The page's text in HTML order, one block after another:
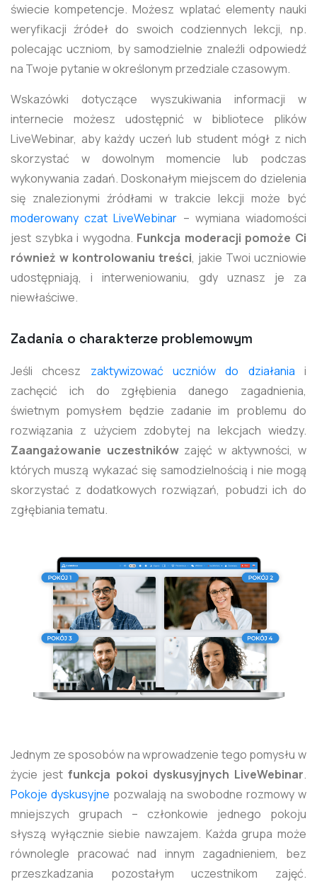
świecie kompetencje. Możesz wplatać elementy nauki
weryfikacji źródeł do swoich codziennych lekcji, np.
polecając uczniom, by samodzielnie znaleźli odpowiedź
na Twoje pytanie w określonym przedziale czasowym.
Wskazówki dotyczące wyszukiwania informacji w
internecie możesz udostępnić w bibliotece plików
LiveWebinar, aby każdy uczeń lub student mógł z nich
skorzystać w dowolnym momencie lub podczas
wykonywania zadań. Doskonałym miejscem do dzielenia
się znalezionymi źródłami w trakcie lekcji może być
moderowany czat LiveWebinar – wymiana wiadomości
jest szybka i wygodna. Funkcja moderacji pomoże Ci
również w kontrolowaniu treści, jakie Twoi uczniowie
udostępniają, i interweniowaniu, gdy uznasz je za
niewłaściwe.
Zadania o charakterze problemowym
Jeśli chcesz zaktywizować uczniów do działania i
zachęcić ich do zgłębienia danego zagadnienia,
świetnym pomysłem będzie zadanie im problemu do
rozwiązania z użyciem zdobytej na lekcjach wiedzy.
Zaangażowanie uczestnikówzajęć w aktywności, w
których muszą wykazać się samodzielnością i nie mogą
skorzystać z dodatkowych rozwiązań, pobudzi ich do
zgłębiania tematu.
Jednym ze sposobów na wprowadzenie tego pomysłu w
życie jestfunkcja pokoi dyskusyjnych LiveWebinar.
Pokoje dyskusyjne pozwalają na swobodne rozmowy w
mniejszych grupach – członkowie jednego pokoju
słyszą wyłącznie siebie nawzajem. Każda grupa może
równolegle pracować nad innym zagadnieniem, bez
przeszkadzania pozostałym uczestnikom zajęć.